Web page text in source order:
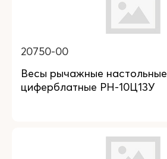
20750-00
Весы рычажные настольные
циферблатные РН-10Ц13У